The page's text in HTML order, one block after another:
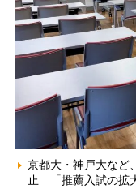
京都大・神戸大など
止 「推薦入試の拡